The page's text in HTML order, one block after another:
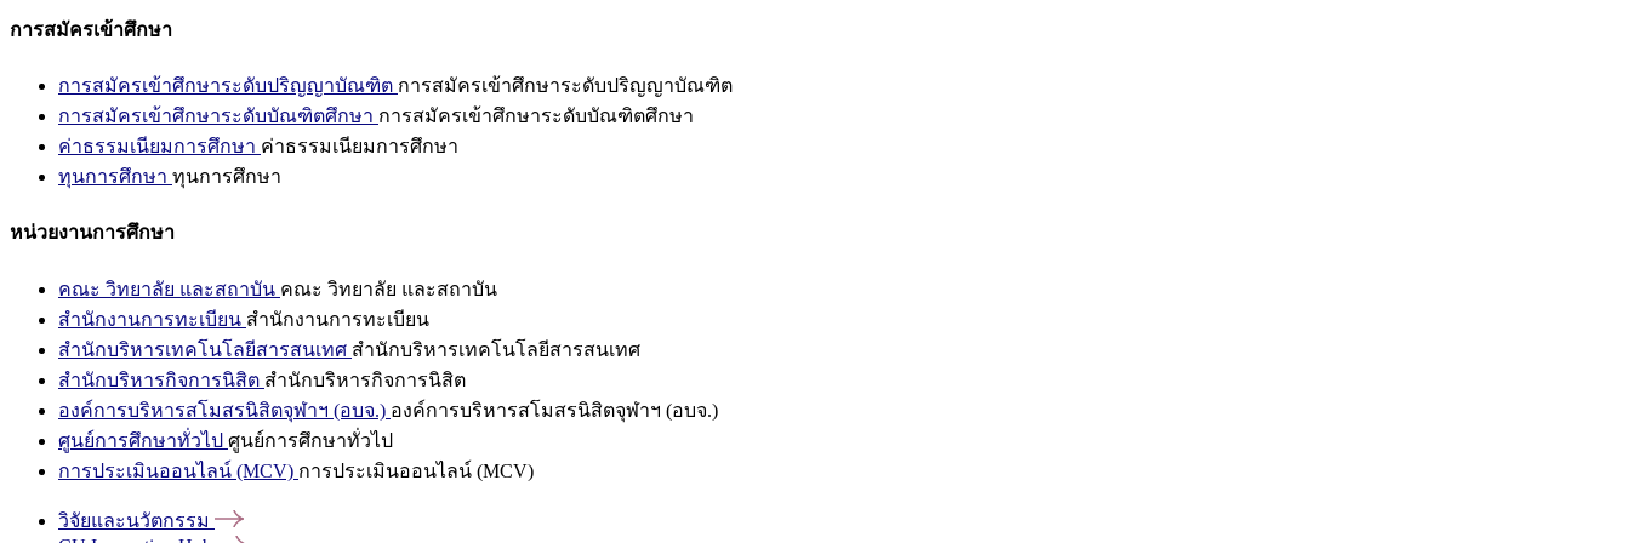
การสมัครเข้าศึกษา
การสมัครเข้าศึกษาระดับปริญญาบัณฑิต การสมัครเข้าศึกษาระดับปริญญาบัณฑิต
การสมัครเข้าศึกษาระดับบัณฑิตศึกษา การสมัครเข้าศึกษาระดับบัณฑิตศึกษา
ค่าธรรมเนียมการศึกษา ค่าธรรมเนียมการศึกษา
ทุนการศึกษา ทุนการศึกษา
หน่วยงานการศึกษา
คณะ วิทยาลัย และสถาบัน คณะ วิทยาลัย และสถาบัน
สำนักงานการทะเบียน สำนักงานการทะเบียน
สำนักบริหารเทคโนโลยีสารสนเทศ สำนักบริหารเทคโนโลยีสารสนเทศ
สำนักบริหารกิจการนิสิต สำนักบริหารกิจการนิสิต
องค์การบริหารสโมสรนิสิตจุฬาฯ (อบจ.) องค์การบริหารสโมสรนิสิตจุฬาฯ (อบจ.)
ศูนย์การศึกษาทั่วไป ศูนย์การศึกษาทั่วไป
การประเมินออนไลน์ (MCV) การประเมินออนไลน์ (MCV)
วิจัยและนวัตกรรม